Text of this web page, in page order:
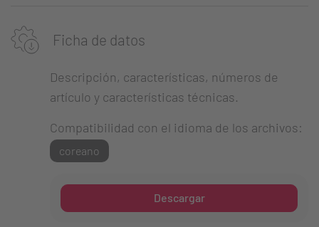
Ficha de datos
Descripción, características, números de
artículo y características técnicas.
Compatibilidad con el idioma de los archivos:
coreano
Descargar